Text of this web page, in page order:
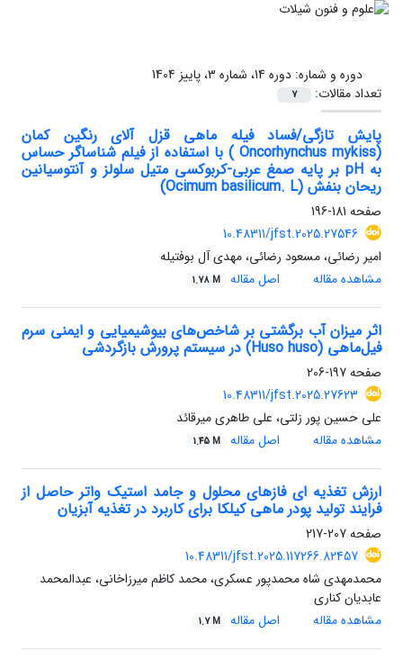
دوره و شماره:دوره 14، شماره 3، پاییز 1404
تعداد مقالات:
7
پایش تازگی/فساد فیله ماهی قزل آلای رنگین کمان
(Oncorhynchus mykiss ) با استفاده از فیلم شناساگر حساس
به pH بر پایه صمغ عربی-کربوکسی متیل سلولز و آنتوسیانین
ریحان بنفش (Ocimum basilicum. L)
صفحه 181-196
10.48311/jfst.2025.27546
امیر رضائی، مسعود رضائی، مهدی آل بوفتیله
مشاهده مقاله
اصل مقاله 1.78 M
اثر میزان آب برگشتی بر شاخص‌های بیوشیمیایی و ایمنی سرم
فیل‌ماهی (Huso huso) در سیستم پرورش بازگردشی
صفحه197-206
10.48311/jfst.2025.27623
علی حسین پور زلتی، علی طاهری میرقائد
مشاهده مقاله
اصل مقاله 1.45 M
ارزش تغذیه ای فازهای محلول و جامد استیک واتر حاصل از
فرایند تولید پودر ماهی کیلکا برای کاربرد در تغذیه آبزیان
صفحه207-217
10.48311/jfst.2025.117266.82457
محمدمهدی شاه محمدپور عسکری، محمد کاظم میرزاخانی، عبدالمحمد
عابدیان کناری
مشاهده مقاله
اصل مقاله 1.7 M